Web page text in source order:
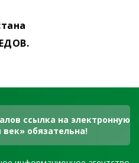
ссылка на электронную
век» обязательна!